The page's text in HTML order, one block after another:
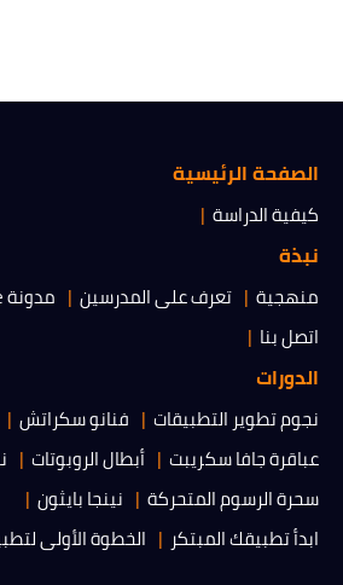
الصفحة الرئيسية
كيفية الدراسة
نبذة
منهجية تعرف على المدرسين
مدونة Tekkie
اتصل بنا
الدورات
نجوم تطوير التطبيقات
فنانو سكراتش
عباقرة جافا سكريبت
أبطال الروبوتات
سحرة الرسوم المتحركة
نينجا بايثون
ابدأ تطبيقك المبتكر
الخطوة الأولى